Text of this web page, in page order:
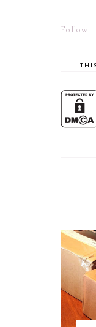
Follow